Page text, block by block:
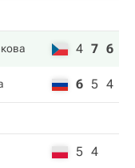
4 7 6
6 5 4
5 4